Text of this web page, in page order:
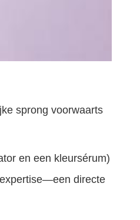
sprong voorwaarts
en een kleursérum)
directe